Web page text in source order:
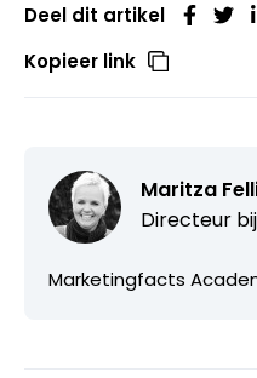
Deel dit artikel
Kopieer link
Maritza
Directeur
Marketingfacts